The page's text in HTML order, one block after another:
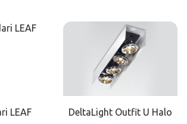
LEAF DeltaLight Outfit U Halo